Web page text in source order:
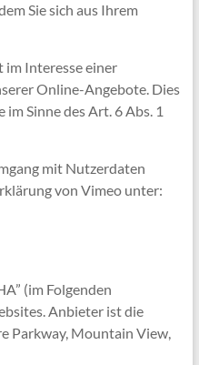
Sie sich aus Ihrem
im Interesse einer
Online-Angebote. Dies
Sinne des Art. 6 Abs. 1
mit Nutzerdaten
von Vimeo unter:
(im Folgenden
Anbieter ist die
Parkway, Mountain View,